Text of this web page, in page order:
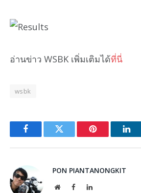
อ่านข่าว WSBK เพิ่มเติมได้ที่นี่
wsbk
FacebookTwitter Pinterest
PON PIANTANONGKIT
WebsiteFacebookLinkedIn